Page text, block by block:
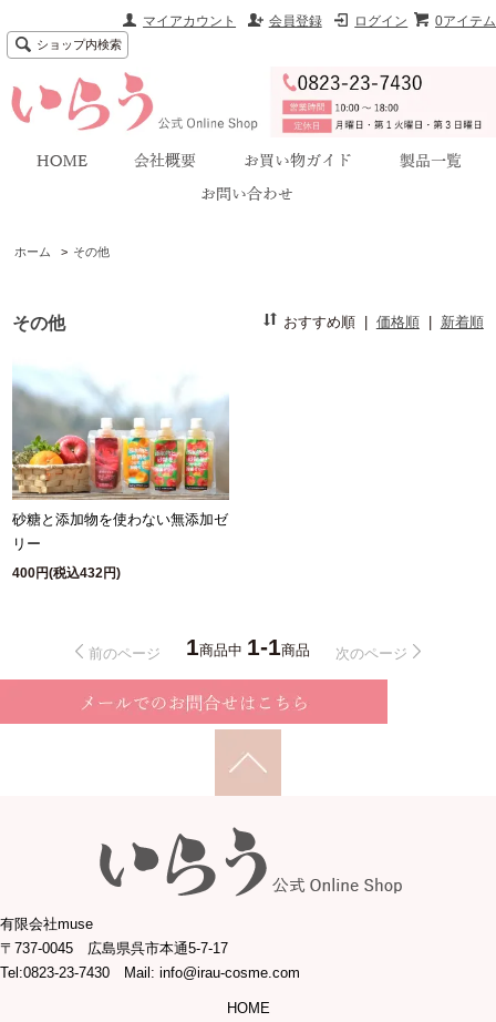
0アイテム
ログイン
会員登録
マイアカウント
ショップ内検索
ホーム > その他
その他 おすすめ順| 価格順| 新着順
砂糖と添加物を使わない無添加ゼ
リー
400円(税込432円)
前のページ 1商品中 1-1商品 次のページ
有限会社muse
〒737-0045 広島県呉市本通5-7-17
Tel:0823-23-7430 Mail: info@irau-cosme.com
HOME